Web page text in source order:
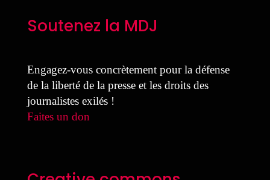
Soutenez la MDJ
Engagez-vous concrètement pour la défense
de la liberté de la presse et les droits des
journalistes exilés !
Faites un don